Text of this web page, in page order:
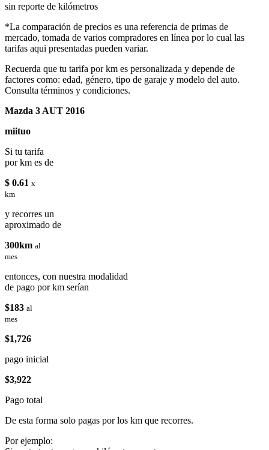
sin reporte de kilómetros
*La comparación de precios es una referencia de primas de
mercado, tomada de varios compradores en línea por lo cual las
tarifas aqui presentadas pueden variar.
Recuerda que tu tarifa por km es personalizada y depende de
factores como: edad, género, tipo de garaje y modelo del auto.
Consulta términos y condiciones.
Mazda 3 AUT 2016
miituo
Si tu tarifa
por km es de
$ 0.61 x
km
y recorres un
aproximado de
300km al
mes
entonces, con nuestra modalidad
de pago por km serían
$183 al
mes
$1,726
pago inicial
$3,922
Pago total
De esta forma solo pagas por los km que recorres.
Por ejemplo: